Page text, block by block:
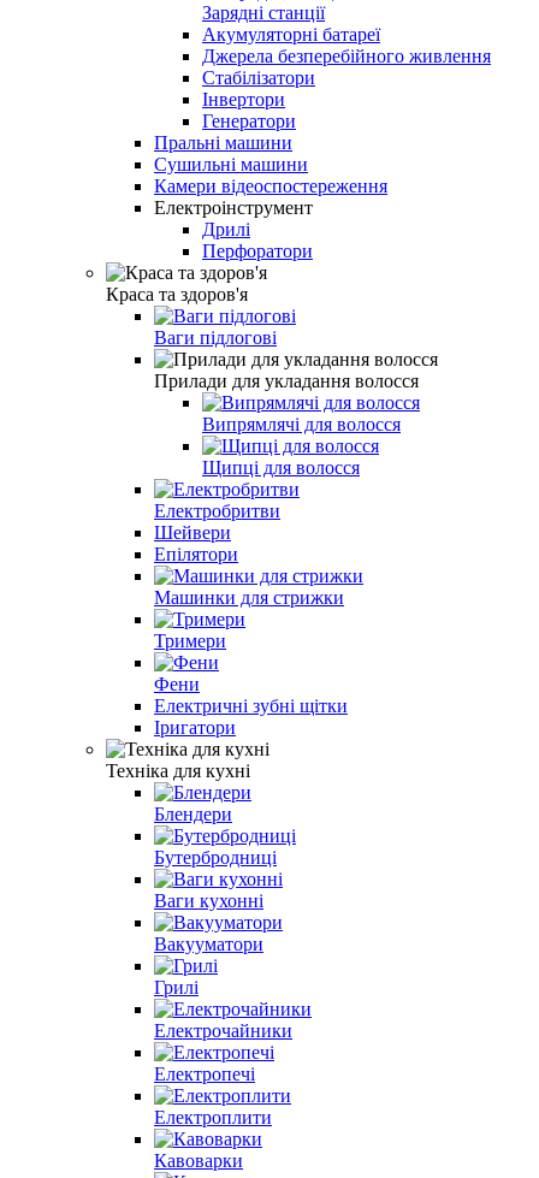
Зарядні станції
Акумуляторні батареї
Джерела безперебійного живлення
Стабілізатори
Інвертори
Генератори
Пральні машини
Сушильні машини
Камери відеоспостереження
Електроінструмент
Дрилі
Перфоратори
Краса та здоров'я
Ваги підлогові
Прилади для укладання волосся
Випрямлячі для волосся
Щипці для волосся
Електробритви
Шейвери
Епілятори
Машинки для стрижки
Тримери
Фени
Електричні зубні щітки
Іригатори
Техніка для кухні
Блендери
Бутербродниці
Ваги кухонні
Вакууматори
Грилі
Електрочайники
Електропечі
Електроплити
Кавоварки